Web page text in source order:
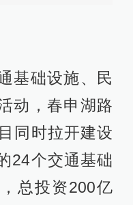
基础设施、民
动，春申湖路
同时拉开建设
24个交通基础
总投资200亿